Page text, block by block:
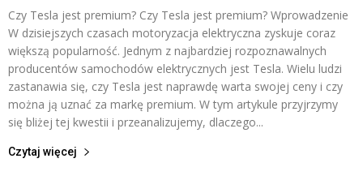
Czy Tesla jest premium? Czy Tesla jest premium? Wprowadzenie
W dzisiejszych czasach motoryzacja elektryczna zyskuje coraz
większą popularność. Jednym z najbardziej rozpoznawalnych
producentów samochodów elektrycznych jest Tesla. Wielu ludzi
zastanawia się, czy Tesla jest naprawdę warta swojej ceny i czy
można ją uznać za markę premium. W tym artykule przyjrzymy
się bliżej tej kwestii i przeanalizujemy, dlaczego...
Czytaj więcej